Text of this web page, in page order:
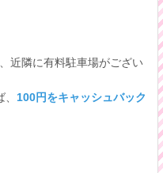
近隣に有料駐車場がござい
100円をキャッシュバック